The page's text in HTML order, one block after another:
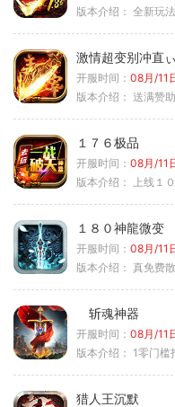
版本介绍： 全新玩
激情超变别冲直ぃ
开服时间： 08月/11
版本介绍： 送满赞
１７６极品
开服时间： 08月/11
版本介绍：
上线１
１８０神龍微变
开服时间： 08月/11
版本介绍： 真免费
斩魂神器
开服时间： 08月/11
版本介绍： 1零门槛
猎人王沉默